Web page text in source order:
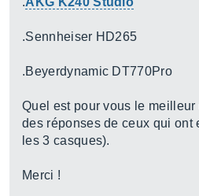
.Sennheiser HD265
.Beyerdynamic DT770Pro
Quel est pour vous le
des réponses de ceux qui ont
les 3 casques).
Merci !